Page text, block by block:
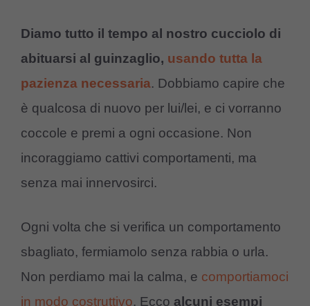
Diamo tutto il tempo al nostro cucciolo di
abituarsi al guinzaglio, usando tutta la
pazienza necessaria. Dobbiamo capire che
è qualcosa di nuovo per lui/lei, e ci vorranno
coccole e premi a ogni occasione. Non
incoraggiamo cattivi comportamenti, ma
senza mai innervosirci.
Ogni volta che si verifica un comportamento
sbagliato, fermiamolo senza rabbia o urla.
Non perdiamo mai la calma, e comportiamoci
in modo costruttivo. Ecco alcuni esempi